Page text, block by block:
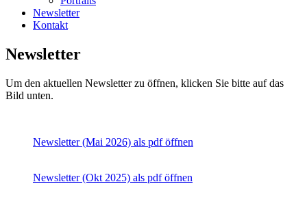
Newsletter
Kontakt
Newsletter
Um den aktuellen Newsletter zu öffnen, klicken Sie bitte auf das
Bild unten.
Newsletter (Mai 2026) als pdf öffnen
Newsletter (Okt 2025) als pdf öffnen